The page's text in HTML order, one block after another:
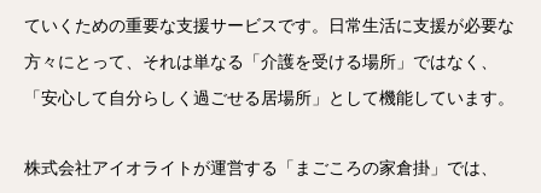
ていくための重要な支援サービスです。日常生活に支援が必要な
方々にとって、それは単なる「介護を受ける場所」ではなく、
「安心して自分らしく過ごせる居場所」として機能しています。
株式会社アイオライトが運営する「まごころの家倉掛」では、